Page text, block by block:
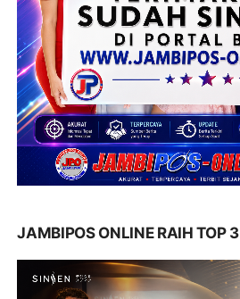
JAMBIPOS ONLINE RAIH TOP 3